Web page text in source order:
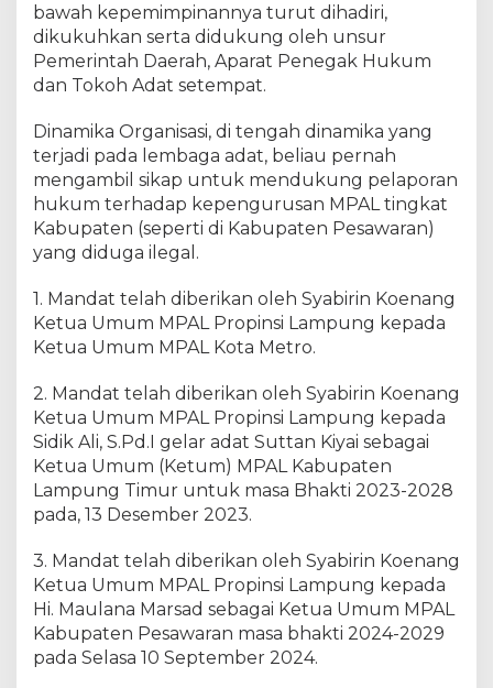
bawah kepemimpinannya turut dihadiri,
dikukuhkan serta didukung oleh unsur
Pemerintah Daerah, Aparat Penegak Hukum
dan Tokoh Adat setempat.
Dinamika Organisasi, di tengah dinamika yang
terjadi pada lembaga adat, beliau pernah
mengambil sikap untuk mendukung pelaporan
hukum terhadap kepengurusan MPAL tingkat
Kabupaten (seperti di Kabupaten Pesawaran)
yang diduga ilegal.
1. Mandat telah diberikan oleh Syabirin Koenang
Ketua Umum MPAL Propinsi Lampung kepada
Ketua Umum MPAL Kota Metro.
2. Mandat telah diberikan oleh Syabirin Koenang
Ketua Umum MPAL Propinsi Lampung kepada
Sidik Ali, S.Pd.I gelar adat Suttan Kiyai sebagai
Ketua Umum (Ketum) MPAL Kabupaten
Lampung Timur untuk masa Bhakti 2023-2028
pada, 13 Desember 2023.
3. Mandat telah diberikan oleh Syabirin Koenang
Ketua Umum MPAL Propinsi Lampung kepada
Hi. Maulana Marsad sebagai Ketua Umum MPAL
Kabupaten Pesawaran masa bhakti 2024-2029
pada Selasa 10 September 2024.